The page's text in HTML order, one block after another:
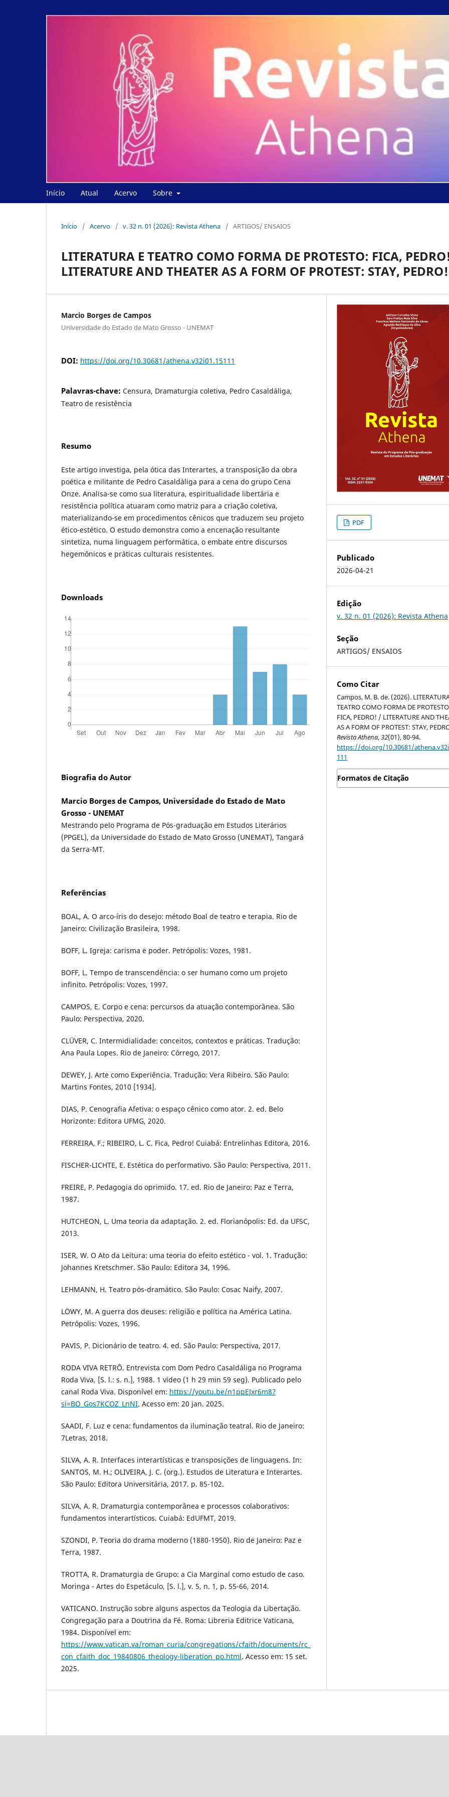
Início Atual Acervo Sobre
Início / Acervo / v. 32 n. 01 (2026): Revista Athena / ARTIGOS/ ENSAIOS
LITERATURA E TEATRO COMO FORMA DE PROTESTO: FICA,
LITERATURE AND THEATER AS A FORM OF PROTEST: STAY, PEDRO!
Marcio Borges de Campos
Universidade do Estado de Mato Grosso - UNEMAT
DOI: https://doi.org/10.30681/athena.v32i01.15111
Palavras-chave: Censura, Dramaturgia coletiva, Pedro Casaldáliga,
Teatro de resistência
Resumo
Este artigo investiga, pela ótica das Interartes, a transposição da obra
poética e militante de Pedro Casaldáliga para a cena do grupo Cena
Onze. Analisa-se como sua literatura, espiritualidade libertária e
resistência política atuaram como matriz para a criação coletiva,
materializando-se em procedimentos cênicos que traduzem seu projeto
ético-estético. O estudo demonstra como a encenação resultante
sintetiza, numa linguagem performática, o embate entre discursos
hegemônicos e práticas culturais resistentes.
Downloads
Biografia do Autor
Marcio Borges de Campos, Universidade do Estado de Mato
Grosso - UNEMAT
Mestrando pelo Programa de Pós-graduação em Estudos Literários
(PPGEL), da Universidade do Estado de Mato Grosso (UNEMAT), Tangará
da Serra-MT.
Referências
BOAL, A. O arco-íris do desejo: método Boal de teatro e terapia. Rio de
Janeiro: Civilização Brasileira, 1998.
BOFF, L. Igreja: carisma e poder. Petrópolis: Vozes, 1981.
BOFF, L. Tempo de transcendência: o ser humano como um projeto
infinito. Petrópolis: Vozes, 1997.
CAMPOS, E. Corpo e cena: percursos da atuação contemporânea. São
Paulo: Perspectiva, 2020.
CLÜVER, C. Intermidialidade: conceitos, contextos e práticas. Tradução:
Ana Paula Lopes. Rio de Janeiro: Córrego, 2017.
DEWEY, J. Arte como Experiência. Tradução: Vera Ribeiro. São Paulo:
Martins Fontes, 2010 [1934].
DIAS, P. Cenografia Afetiva: o espaço cênico como ator. 2. ed. Belo
Horizonte: Editora UFMG, 2020.
FERREIRA, F.; RIBEIRO, L. C. Fica, Pedro! Cuiabá: Entrelinhas Editora, 2016.
FISCHER-LICHTE, E. Estética do performativo. São Paulo: Perspectiva, 2011.
FREIRE, P. Pedagogia do oprimido. 17. ed. Rio de Janeiro: Paz e Terra,
1987.
HUTCHEON, L. Uma teoria da adaptação. 2. ed. Florianópolis: Ed. da UFSC,
2013.
ISER, W. O Ato da Leitura: uma teoria do efeito estético - vol. 1. Tradução:
Johannes Kretschmer. São Paulo: Editora 34, 1996.
LEHMANN, H. Teatro pós-dramático. São Paulo: Cosac Naify, 2007.
LÖWY, M. A guerra dos deuses: religião e política na América Latina.
Petrópolis: Vozes, 1996.
PAVIS, P. Dicionário de teatro. 4. ed. São Paulo: Perspectiva, 2017.
RODA VIVA RETRÔ. Entrevista com Dom Pedro Casaldáliga no Programa
Roda Viva, [S. l.: s. n.], 1988. 1 vídeo (1 h 29 min 59 seg). Publicado pelo
canal Roda Viva. Disponível em: https://youtu.be/n1ppEJxr6m8?
si=BO_Gos7KCOZ_LnNI. Acesso em: 20 jan. 2025.
SAADI, F. Luz e cena: fundamentos da iluminação teatral. Rio de Janeiro:
7Letras, 2018.
SILVA, A. R. Interfaces interartísticas e transposições de linguagens. In:
SANTOS, M. H.; OLIVEIRA, J. C. (org.). Estudos de Literatura e Interartes.
São Paulo: Editora Universitária, 2017. p. 85-102.
SILVA, A. R. Dramaturgia contemporânea e processos colaborativos:
fundamentos interartísticos. Cuiabá: EdUFMT, 2019.
SZONDI, P. Teoria do drama moderno (1880-1950). Rio de Janeiro: Paz e
Terra, 1987.
TROTTA, R. Dramaturgia de Grupo: a Cia Marginal como estudo de caso.
Moringa - Artes do Espetáculo, [S. l.], v. 5, n. 1, p. 55-66, 2014.
VATICANO. Instrução sobre alguns aspectos da Teologia da Libertação.
Congregação para a Doutrina da Fé. Roma: Libreria Editrice Vaticana,
1984. Disponível em:
https://www.vatican.va/roman_curia/congregations/cfaith/documents/rc_
con_cfaith_doc_19840806_theology-liberation_po.html. Acesso em: 15 set.
2025.
PDF
Publicado
2026-04-21
Edição
v. 32 n. 01 (2026): Revista Athena
Seção
ARTIGOS/ ENSAIOS
Como Citar
Campos, M. B. de. (2026).
TEATRO COMO FORMA DE
FICA, PEDRO! / LITERATURE AND
AS A FORM OF PROTEST: STAY,
Revista Athena,32(01), 80-94.
https://doi.org/10.30681/
111
Formatos de Citação